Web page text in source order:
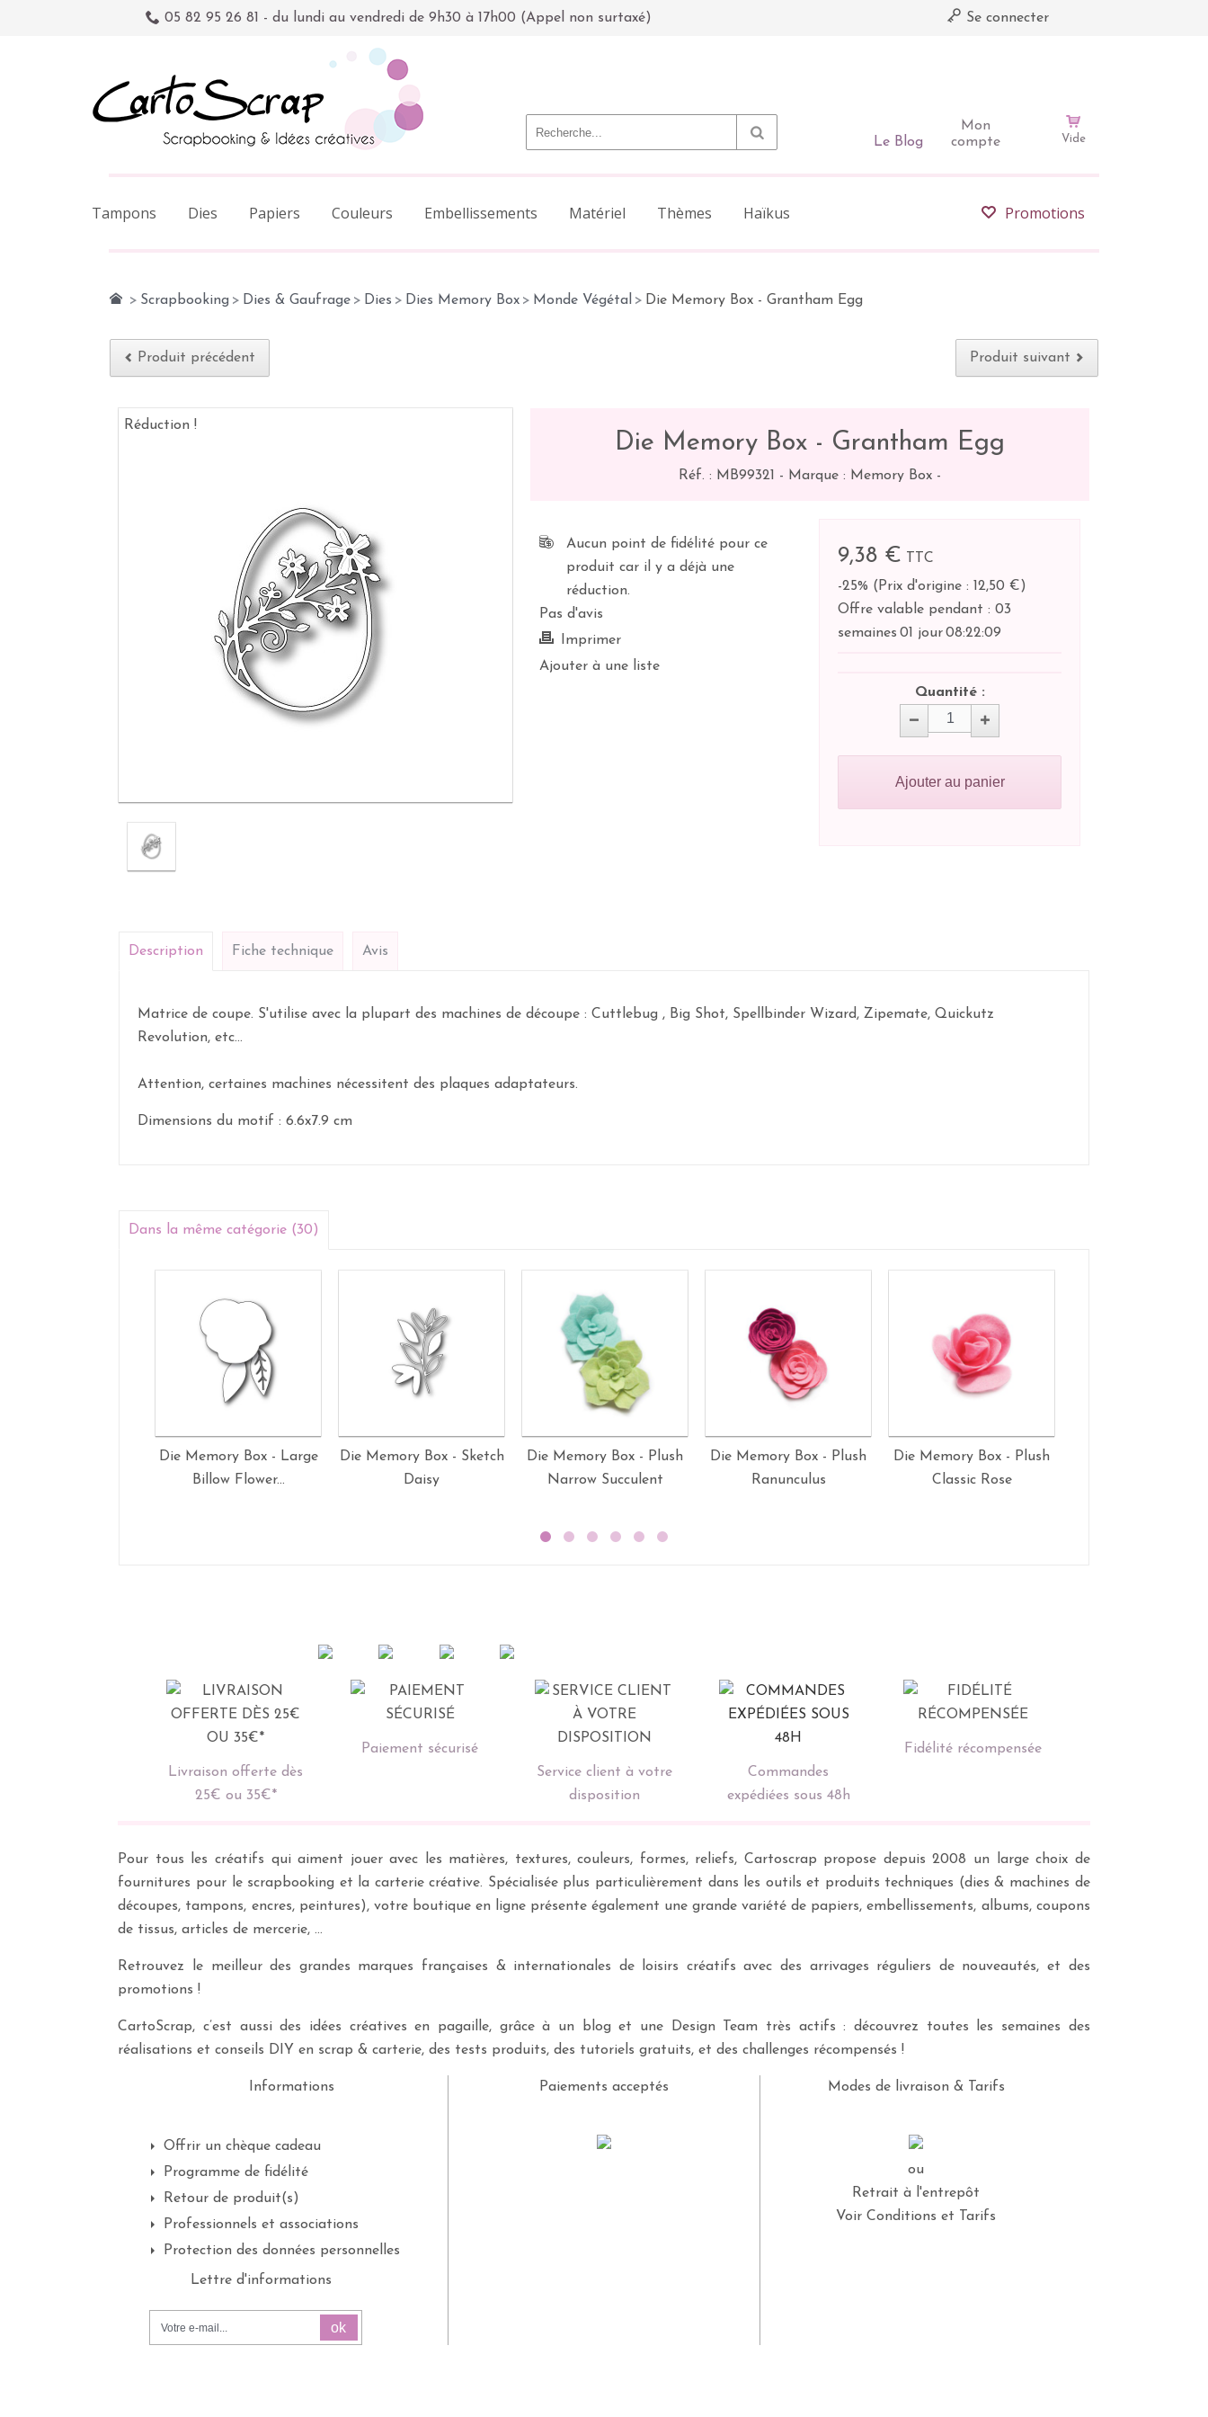
05 82 95 26 81 - du lundi au vendredi de 9h30 à 17h00 (Appel non surtaxé) Se connecter
Mon
compte
Le Blog Vide
Tampons Dies Papiers Couleurs Embellissements Matériel Thèmes Promotions
Haïkus
> Scrapbooking > Dies & Gaufrage > Dies > Dies Memory Box > Monde Végétal > Die Memory Box - Grantham Egg
Produit précédent Produit suivant
Réduction !
Die Memory Box - Grantham Egg
Réf. : MB99321 - Marque : Memory Box -
Aucun point de fidélité pour ce
produit car il y a déjà une
réduction.
Pas d'avis
Imprimer
Ajouter à une liste
9,38 €
TTC
-25% ( Prix d'origine : 12,50 €)
Offre valable pendant : 03
semaines 01 jour08:22:09
Quantité :
Ajouter au panier
Description Fiche technique Avis
Matrice de coupe. S'utilise avec la plupart des machines de découpe : Cuttlebug , Big Shot, Spellbinder Wizard, Zipemate, Quickutz
Revolution, etc...
Attention, certaines machines nécessitent des plaques adaptateurs.
Dimensions du motif : 6.6x7.9 cm
Dans la même catégorie (30)
Die Memory Box - Large
Billow Flower...
Die Memory Box - Sketch
Daisy
Die Memory Box - Plush
Narrow Succulent
Die Memory Box - Plush
Ranunculus
Die Memory Box - Plush
Classic Rose
Livraison offerte dès
25€ ou 35€*
Paiement sécurisé
Service client à votre
disposition
Commandes
expédiées sous 48h
Fidélité récompensée
Pour tous les créatifs qui aiment jouer avec les matières, textures, couleurs, formes, reliefs, Cartoscrap propose depuis 2008 un large choix de
fournitures pour le scrapbooking et la carterie créative. Spécialisée plus particulièrement dans les outils et produits techniques (dies & machines de
découpes, tampons, encres, peintures), votre boutique en ligne présente également une grande variété de papiers, embellissements, albums, coupons
de tissus, articles de mercerie, …
Retrouvez le meilleur des grandes marques françaises & internationales de loisirs créatifs avec des arrivages réguliers de nouveautés, et des
promotions !
CartoScrap, c’est aussi des idées créatives en pagaille, grâce à un blog et une Design Team très actifs : découvrez toutes les semaines des
réalisations et conseils DIY en scrap & carterie, des tests produits, des tutoriels gratuits, et des challenges récompensés !
Informations
Offrir un chèque cadeau
Programme de fidélité
Retour de produit(s)
Professionnels et associations
Protection des données personnelles
Paiements acceptés Modes de livraison & Tarifs
ou
Retrait à l'entrepôt
Voir Conditions et Tarifs
Lettre d'informations
ok